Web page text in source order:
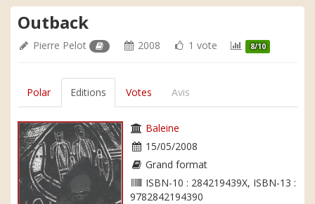
Outback
Pierre Pelot 2008 1 vote 8/10
Polar Editions Votes Avis
Baleine
15/05/2008
Grand format
ISBN-10 : 284219439X, ISBN-13 :
9782842194390